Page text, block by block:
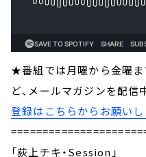
★番組では月曜から金曜ま
ど、メールマガジンを配
登録はこちらからお願い
「荻上チキ・Session」